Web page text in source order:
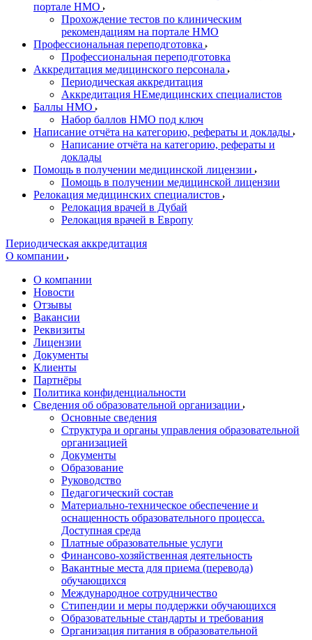
портале НМО
Прохождение тестов по клиническим
рекомендациям на портале НМО
Профессиональная переподготовка
Профессиональная переподготовка
Аккредитация медицинского персонала
Периодическая аккредитация
Аккредитация НЕмедицинских специалистов
Баллы НМО
Набор баллов НМО под ключ
Написание отчёта на категорию, рефераты и доклады
Написание отчёта на категорию, рефераты и
доклады
Помощь в получении медицинской лицензии
Помощь в получении медицинской лицензии
Релокация медицинских специалистов
Релокация врачей в Дубай
Релокация врачей в Европу
Периодическая аккредитация
О компании
О компании
Новости
Отзывы
Вакансии
Реквизиты
Лицензии
Документы
Клиенты
Партнёры
Политика конфиденциальности
Сведения об образовательной организации
Основные сведения
Структура и органы управления образовательной
организацией
Документы
Образование
Руководство
Педагогический состав
Материально-техническое обеспечение и
оснащенность образовательного процесса.
Доступная среда
Платные образовательные услуги
Финансово-хозяйственная деятельность
Вакантные места для приема (перевода)
обучающихся
Международное сотрудничество
Стипендии и меры поддержки обучающихся
Образовательные стандарты и требования
Организация питания в образовательной